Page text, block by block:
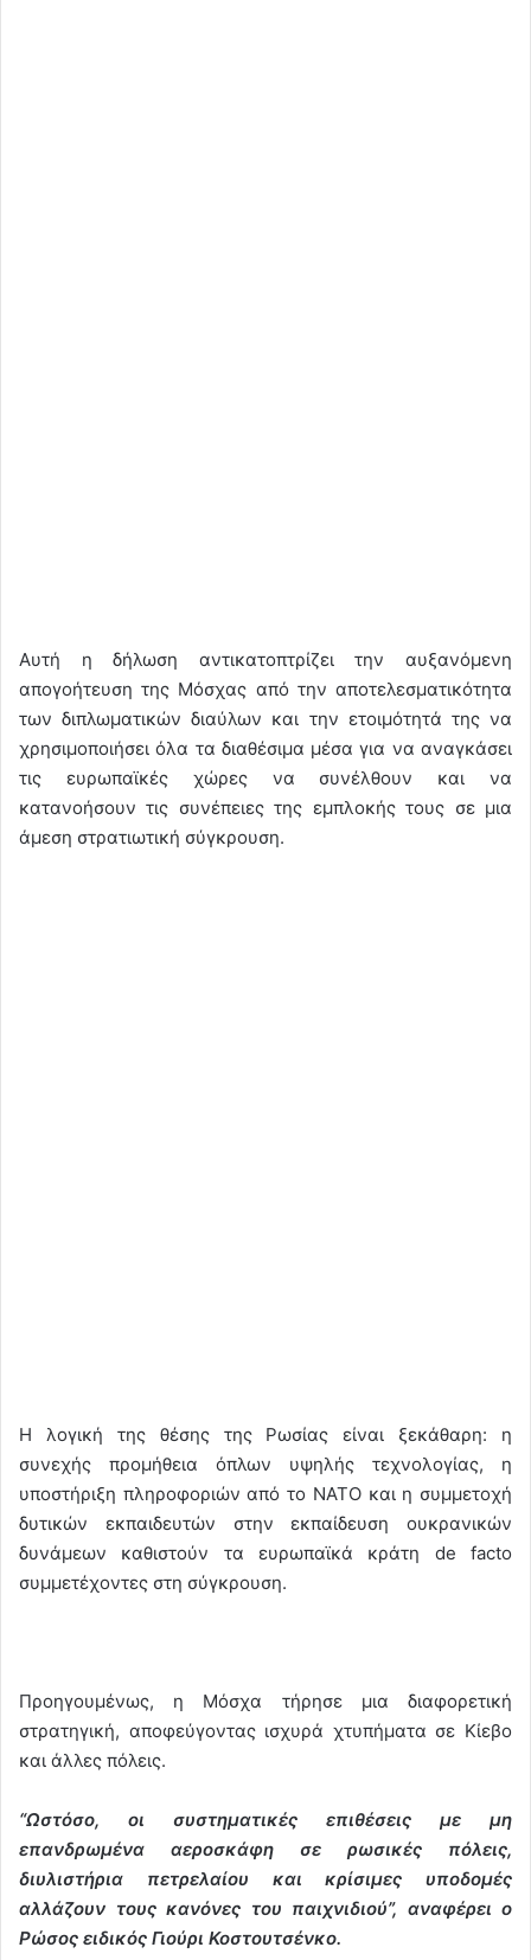
Αυτή η δήλωση αντικατοπτρίζει την αυξανόμενη
απογοήτευση της Μόσχας από την αποτελεσματικότητα
των διπλωματικών διαύλων και την ετοιμότητά της να
χρησιμοποιήσει όλα τα διαθέσιμα μέσα για να αναγκάσει
τις ευρωπαϊκές χώρες να συνέλθουν και να
κατανοήσουν τις συνέπειες της εμπλοκής τους σε μια
άμεση στρατιωτική σύγκρουση.
Η λογική της θέσης της Ρωσίας είναι ξεκάθαρη: η
συνεχής προμήθεια όπλων υψηλής τεχνολογίας, η
υποστήριξη πληροφοριών από το ΝΑΤΟ και η συμμετοχή
δυτικών εκπαιδευτών στην εκπαίδευση ουκρανικών
δυνάμεων καθιστούν τα ευρωπαϊκά κράτη de facto
συμμετέχοντες στη σύγκρουση.
Προηγουμένως, η Μόσχα τήρησε μια διαφορετική
στρατηγική, αποφεύγοντας ισχυρά χτυπήματα σε Κίεβο
και άλλες πόλεις.
“Ωστόσο, οι συστηματικές επιθέσεις με μη
επανδρωμένα αεροσκάφη σε ρωσικές πόλεις,
διυλιστήρια πετρελαίου και κρίσιμες υποδομές
αλλάζουν τους κανόνες του παιχνιδιού”, αναφέρει ο
Ρώσος ειδικός Γιούρι Κοστουτσένκο.